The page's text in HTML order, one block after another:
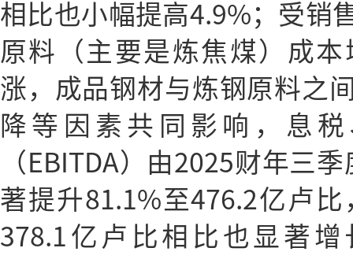
相比也小幅提高4.9%；受销
原料（主要是炼焦煤）成
涨，成品钢材与炼钢原料之
降等因素共同影响，息
（EBITDA）由2025财年三
著提升81.1%至476.2亿卢
378.1亿卢比相比也显著增